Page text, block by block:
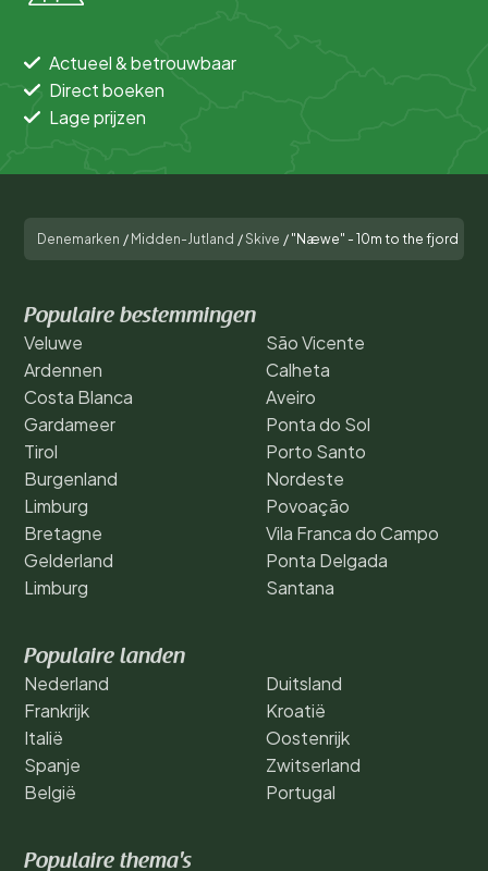
Actueel & betrouwbaar
Direct boeken
Lage prijzen
Denemarken / Midden-Jutland /Skive / "Næwe" - 10m to the fjord
Populaire bestemmingen
Veluwe
Ardennen
Costa Blanca
Gardameer
Tirol
Burgenland
Limburg
Bretagne
Gelderland
Limburg
São Vicente
Calheta
Aveiro
Ponta do Sol
Porto Santo
Nordeste
Povoação
Vila Franca do Campo
Ponta Delgada
Santana
Populaire landen
Nederland
Frankrijk
Italië
Spanje
België
Duitsland
Kroatië
Oostenrijk
Zwitserland
Portugal
Populaire thema's